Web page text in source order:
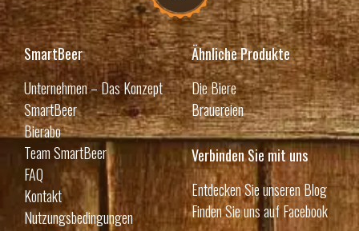
SmartBeer
Unternehmen – Das Konzept
SmartBeer
Bierabo
Team SmartBeer
FAQ
Kontakt
Nutzungsbedingungen
Ähnliche Produkte
Die Biere
Brauereien
Verbinden Sie mit uns
Entdecken Sie unseren Blog
Finden Sie uns auf Facebook